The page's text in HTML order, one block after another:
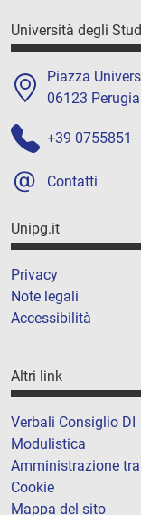
Università degli
Piazza
06123 Perugia
+39 0755851
Contatti
Unipg.it
Privacy
Note legali
Accessibilità
Altri link
Verbali Consiglio DI
Modulistica
Amministrazione
Cookie
Mappa del sito